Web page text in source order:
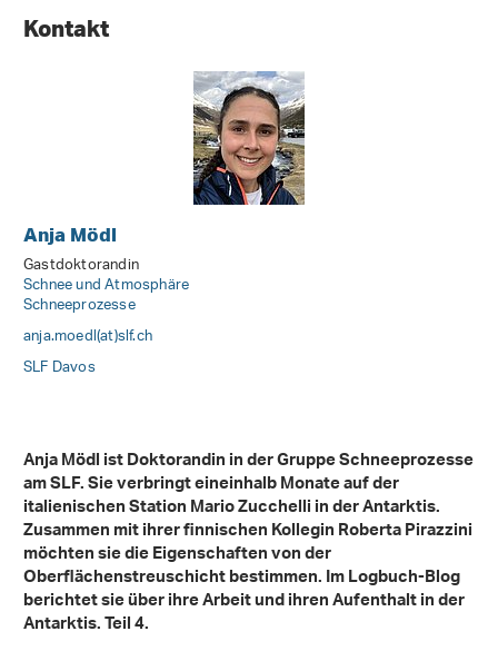
Kontakt
Anja Mödl
Gastdoktorandin
Schnee und Atmosphäre
Schneeprozesse
anja.moedl(at)slf.ch
SLF Davos
Anja Mödl ist Doktorandin in der Gruppe Schneeprozesse
am SLF. Sie verbringt eineinhalb Monate auf der
italienischen Station Mario Zucchelli in der Antarktis.
Zusammen mit ihrer finnischen Kollegin Roberta Pirazzini
möchten sie die Eigenschaften von der
Oberflächenstreuschicht bestimmen. Im Logbuch-Blog
berichtet sie über ihre Arbeit und ihren Aufenthalt in der
Antarktis. Teil 4.